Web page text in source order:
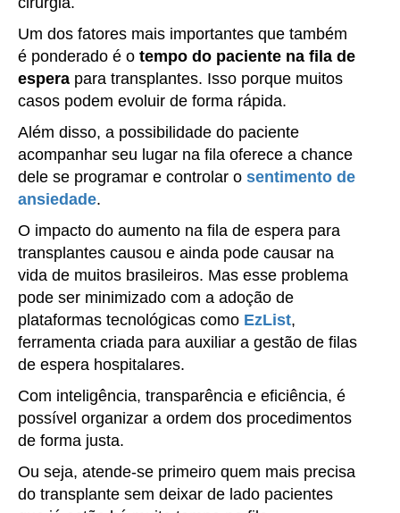
Um dos fatores mais importantes que também
é ponderado é o tempo do paciente na fila de
espera para transplantes. Isso porque muitos
casos podem evoluir de forma rápida.
Além disso, a possibilidade do paciente
acompanhar seu lugar na fila oferece a chance
dele se programar e controlar o sentimento de
ansiedade.
O impacto do aumento na fila de espera para
transplantes causou e ainda pode causar na
vida de muitos brasileiros. Mas esse problema
pode ser minimizado com a adoção de
plataformas tecnológicas como EzList,
ferramenta criada para auxiliar a gestão de filas
de espera hospitalares.
Com inteligência, transparência e eficiência, é
possível organizar a ordem dos procedimentos
de forma justa.
Ou seja, atende-se primeiro quem mais precisa
do transplante sem deixar de lado pacientes